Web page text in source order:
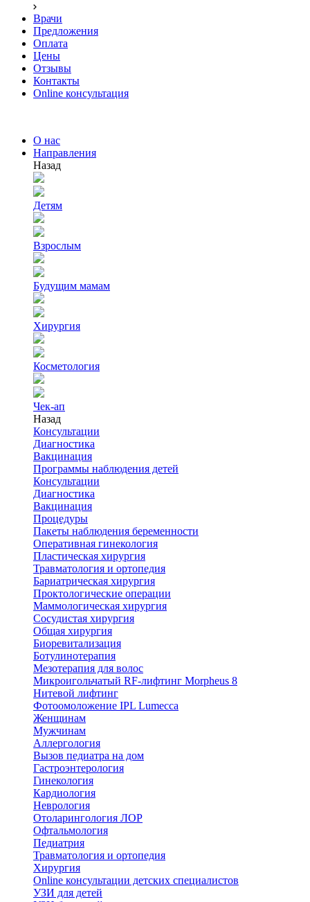
Врачи
Предложения
Оплата
Цены
Отзывы
Контакты
Online консультация
О нас
Направления
Назад
Детям
Взрослым
Будущим мамам
Хирургия
Косметология
Чек-ап
Назад
Консультации
Диагностика
Вакцинация
Программы наблюдения детей
Консультации
Диагностика
Вакцинация
Процедуры
Пакеты наблюдения беременности
Оперативная гинекология
Пластическая хирургия
Травматология и ортопедия
Бариатрическая хирургия
Проктологические операции
Маммологическая хирургия
Сосудистая хирургия
Общая хирургия
Биоревитализация
Ботулинотерапия
Мезотерапия для волос
Микроигольчатый RF-лифтинг Morpheus 8
Нитевой лифтинг
Фотоомоложение IPL Lumecca
Женщинам
Мужчинам
Аллергология
Вызов педиатра на дом
Гастроэнтерология
Гинекология
Кардиология
Неврология
Отоларингология ЛОР
Офтальмология
Педиатрия
Травматология и ортопедия
Хирургия
Online консультации детских специалистов
УЗИ для детей